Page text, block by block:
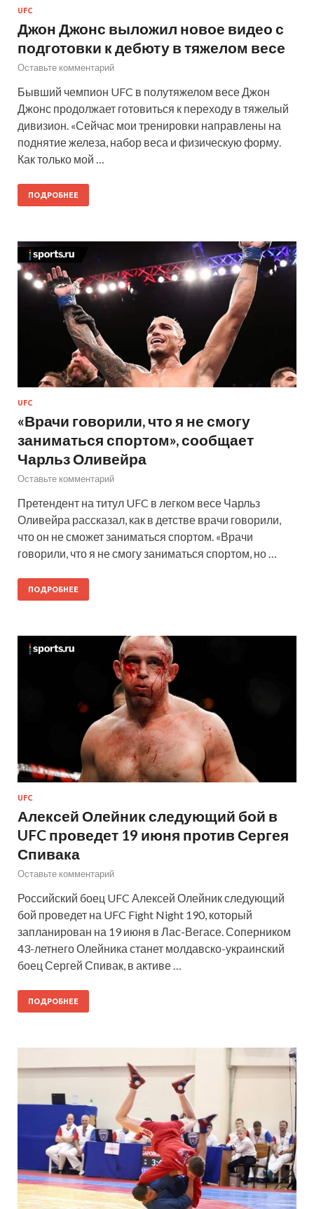
UFC
Джон Джонс выложил новое видео с
подготовки к дебюту в тяжелом весе
Оставьте комментарий
Бывший чемпион UFC в полутяжелом весе Джон
Джонс продолжает готовиться к переходу в тяжелый
дивизион. «Сейчас мои тренировки направлены на
поднятие железа, набор веса и физическую форму.
Как только мой …
ПОДРОБНЕЕ
UFC
«Врачи говорили, что я не смогу
заниматься спортом», сообщает
Чарльз Оливейра
Оставьте комментарий
Претендент на титул UFC в легком весе Чарльз
Оливейра рассказал, как в детстве врачи говорили,
что он не сможет заниматься спортом. «Врачи
говорили, что я не смогу заниматься спортом, но …
ПОДРОБНЕЕ
UFC
Алексей Олейник следующий бой в
UFC проведет 19 июня против Сергея
Спивака
Оставьте комментарий
Российский боец UFC Алексей Олейник следующий
бой проведет на UFC Fight Night 190, который
запланирован на 19 июня в Лас-Вегасе. Соперником
43-летнего Олейника станет молдавско-украинский
боец Сергей Спивак, в активе …
ПОДРОБНЕЕ